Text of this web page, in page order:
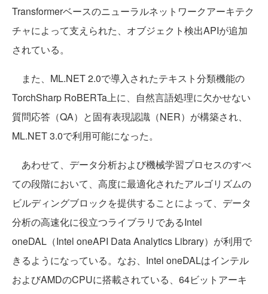
Transformerベースのニューラルネットワークアーキテク
チャによって支えられた、オブジェクト検出APIが追加
されている。
また、ML.NET 2.0で導入されたテキスト分類機能の
TorchSharp RoBERTa上に、自然言語処理に欠かせない
質問応答（QA）と固有表現認識（NER）が構築され、
ML.NET 3.0で利用可能になった。
あわせて、データ分析および機械学習プロセスのすべ
ての段階において、高度に最適化されたアルゴリズムの
ビルディングブロックを提供することによって、データ
分析の高速化に役立つライブラリであるIntel
oneDAL（Intel oneAPI Data Analytics Library）が利用で
きるようになっている。なお、Intel oneDALはインテル
およびAMDのCPUに搭載されている、64ビットアーキ